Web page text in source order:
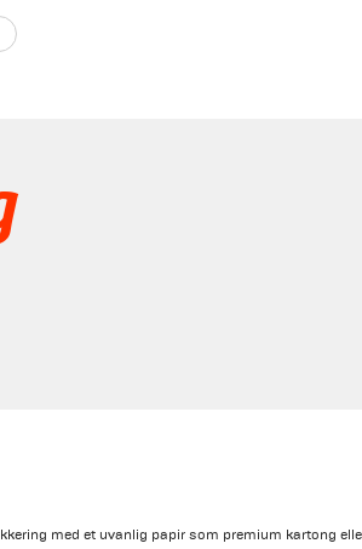
med et uvanlig papir som premium kartong